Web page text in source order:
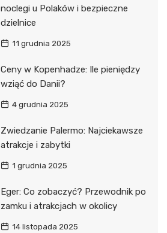
noclegi u Polaków i bezpieczne
dzielnice
11 grudnia 2025
Ceny w Kopenhadze: Ile pieniędzy
wziąć do Danii?
4 grudnia 2025
Zwiedzanie Palermo: Najciekawsze
atrakcje i zabytki
1 grudnia 2025
Eger: Co zobaczyć? Przewodnik po
zamku i atrakcjach w okolicy
14 listopada 2025